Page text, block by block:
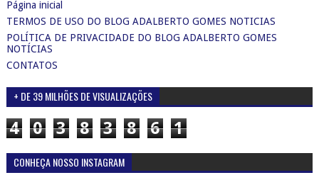
Página inicial
TERMOS DE USO DO BLOG ADALBERTO GOMES NOTICIAS
POLÍTICA DE PRIVACIDADE DO BLOG ADALBERTO GOMES
NOTÍCIAS
CONTATOS
+ DE 39 MILHÕES DE VISUALIZAÇÕES
4 0 3 8 3 8 6 1
CONHEÇA NOSSO INSTAGRAM